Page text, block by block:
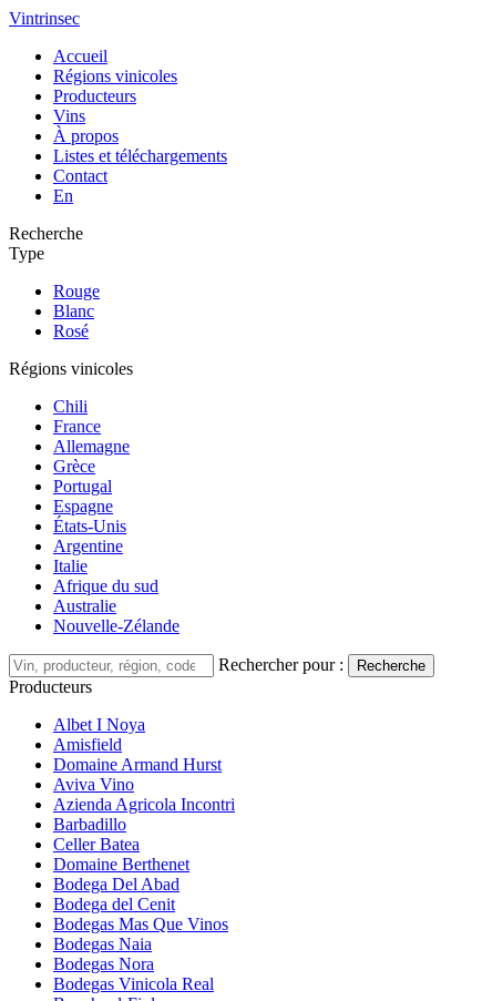
Vintrinsec
Accueil
Régions vinicoles
Producteurs
Vins
À propos
Listes et téléchargements
Contact
En
Recherche
Type
Rouge
Blanc
Rosé
Régions vinicoles
Chili
France
Allemagne
Grèce
Portugal
Espagne
États-Unis
Argentine
Italie
Afrique du sud
Australie
Nouvelle-Zélande
Rechercher pour : Recherche
Producteurs
Albet I Noya
Amisfield
Domaine Armand Hurst
Aviva Vino
Azienda Agricola Incontri
Barbadillo
Celler Batea
Domaine Berthenet
Bodega Del Abad
Bodega del Cenit
Bodegas Mas Que Vinos
Bodegas Naia
Bodegas Nora
Bodegas Vinicola Real